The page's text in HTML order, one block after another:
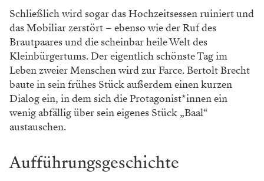
Schließlich wird sogar das Hochzeitsessen ruiniert und
das Mobiliar zerstört – ebenso wie der Ruf des
Brautpaares und die scheinbar heile Welt des
Kleinbürgertums. Der eigentlich schönste Tag im
Leben zweier Menschen wird zur Farce. Bertolt Brecht
baute in sein frühes Stück außerdem einen kurzen
Dialog ein, in dem sich die Protagonist*innen ein
wenig abfällig über sein eigenes Stück „Baal“
austauschen.
Aufführungsgeschichte